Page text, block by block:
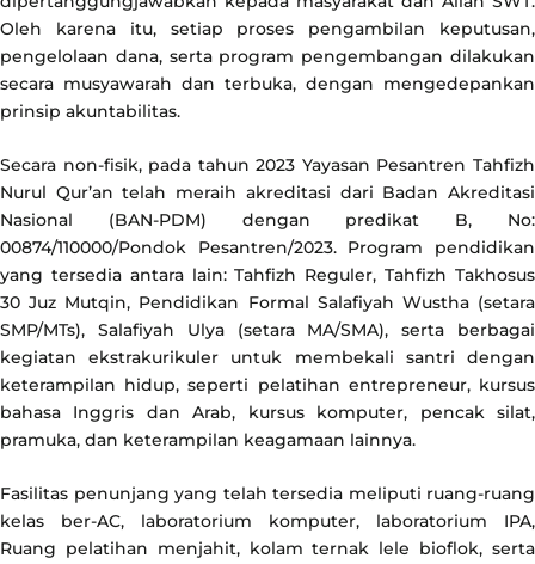
Oleh karena itu, setiap proses pengambilan keputusan,
pengelolaan dana, serta program pengembangan dilakukan
secara musyawarah dan terbuka, dengan mengedepankan
prinsip akuntabilitas.
Secara non-fisik, pada tahun 2023 Yayasan Pesantren Tahfizh
Nurul Qur’an telah meraih akreditasi dari Badan Akreditasi
Nasional (BAN-PDM) dengan predikat B, No:
00874/110000/Pondok Pesantren/2023. Program pendidikan
yang tersedia antara lain: Tahfizh Reguler, Tahfizh Takhosus
30 Juz Mutqin, Pendidikan Formal Salafiyah Wustha (setara
SMP/MTs), Salafiyah Ulya (setara MA/SMA), serta berbagai
kegiatan ekstrakurikuler untuk membekali santri dengan
keterampilan hidup, seperti pelatihan entrepreneur, kursus
bahasa Inggris dan Arab, kursus komputer, pencak silat,
pramuka, dan keterampilan keagamaan lainnya.
Fasilitas penunjang yang telah tersedia meliputi ruang-ruang
kelas ber-AC, laboratorium komputer, laboratorium IPA,
Ruang pelatihan menjahit, kolam ternak lele bioflok, serta